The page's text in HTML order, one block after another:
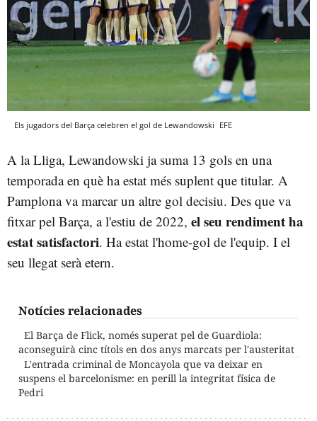
Els jugadors del Barça celebren el gol de Lewandowski EFE
A la Lliga, Lewandowski ja suma 13 gols en una
temporada en què ha estat més suplent que titular. A
Pamplona va marcar un altre gol decisiu. Des que va
fitxar pel Barça, a l'estiu de 2022, el seu rendiment ha
estat satisfactori. Ha estat l'home-gol de l'equip. I el
seu llegat serà etern.
Notícies relacionades
El Barça de Flick, només superat pel de Guardiola:
aconseguirà cinc títols en dos anys marcats per l'austeritat
L'entrada criminal de Moncayola que va deixar en
suspens el barcelonisme: en perill la integritat física de
Pedri